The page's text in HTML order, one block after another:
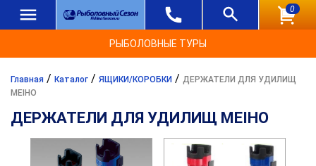
0
РЫБОЛОВНЫЕ ТУРЫ
Главная / Каталог / ЯЩИКИ/КОРОБКИ / ДЕРЖАТЕЛИ ДЛЯ УДИЛИЩ
MEIHO
ДЕРЖАТЕЛИ ДЛЯ УДИЛИЩ MEIHO